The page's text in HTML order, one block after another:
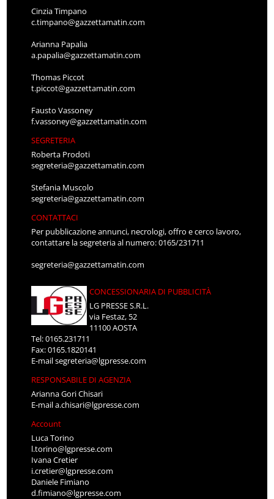
Cinzia Timpano
c.timpano@gazzettamatin.com
Arianna Papalia
a.papalia@gazzettamatin.com
Thomas Piccot
t.piccot@gazzettamatin.com
Fausto Vassoney
f.vassoney@gazzettamatin.com
SEGRETERIA
Roberta Prodoti
segreteria@gazzettamatin.com
Stefania Muscolo
segreteria@gazzettamatin.com
CONTATTACI
Per pubblicazione annunci, necrologi, offro e cerco lavoro,
contattare la segreteria al numero: 0165/231711
segreteria@gazzettamatin.com
CONCESSIONARIA DI PUBBLICITÀ
LG PRESSE S.R.L.
via Festaz, 52
11100 AOSTA
Tel: 0165.231711
Fax: 0165.1820141
E-mailsegreteria@lgpresse.com
RESPONSABILE DI AGENZIA
Arianna Gori Chisari
E-maila.chisari@lgpresse.com
Account
Luca Torino
l.torino@lgpresse.com
Ivana Cretier
i.cretier@lgpresse.com
Daniele Fimiano
d.fimiano@lgpresse.com